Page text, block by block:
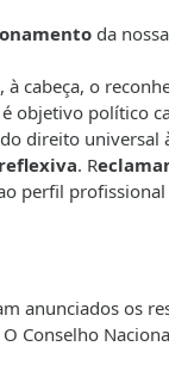
da
à cabeça, o
objetivo político
direito universal
. R
perfil
anunciados os
Conselho